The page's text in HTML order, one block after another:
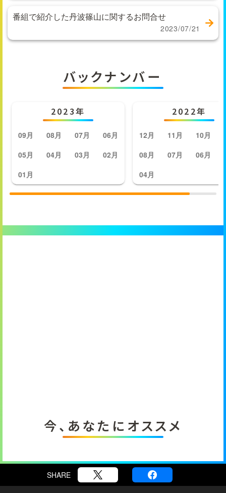
番組で紹介した丹波篠山に関するお問合せ
2023/07/21
バックナンバー
2023年
09月 08月 07月
06月
05月
04月 03月
02月
01月
2022年
12月 11月 10月
08月
07月 06月
04月
今、あなたにオススメ
SHARE